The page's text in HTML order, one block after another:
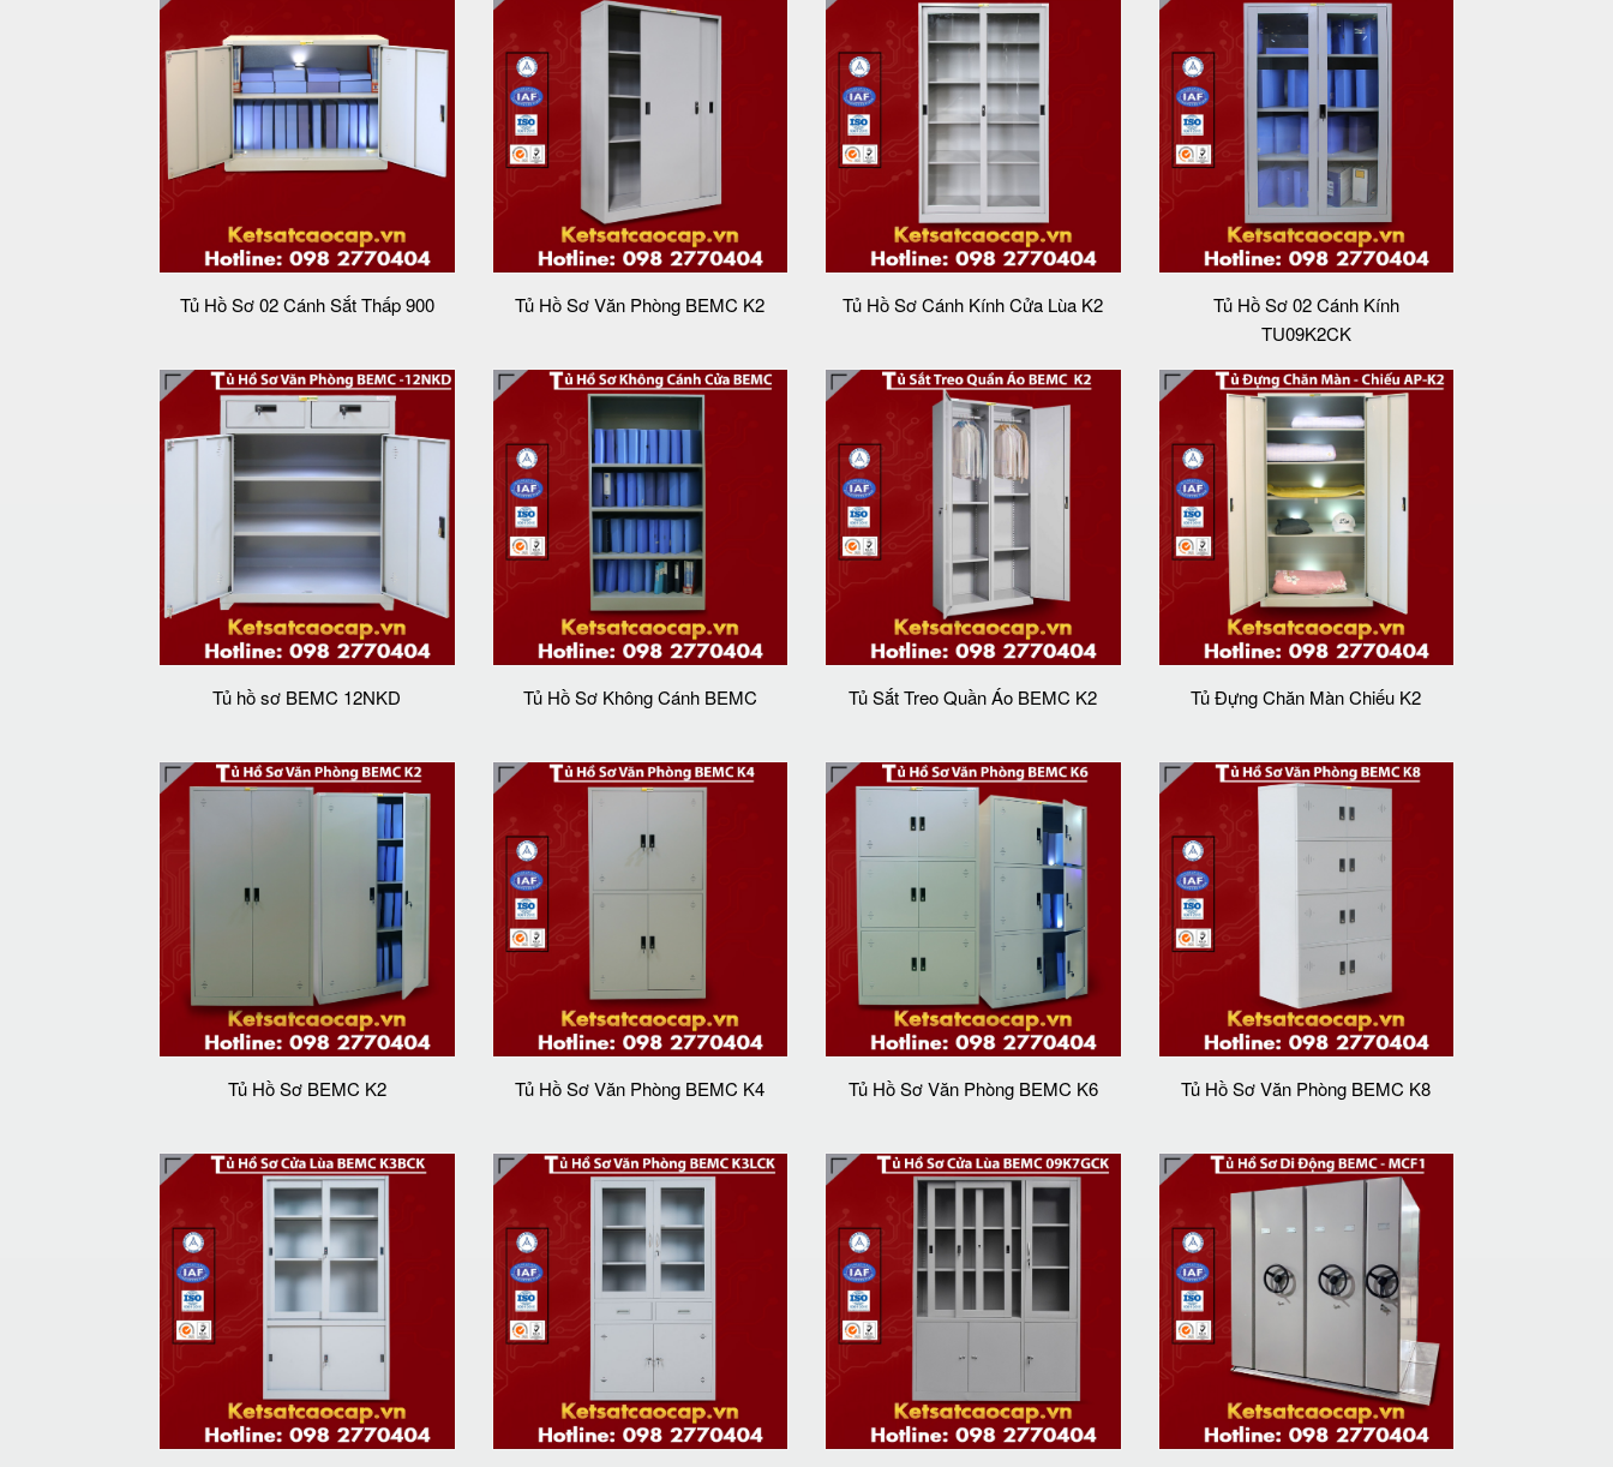
Tủ Hồ Sơ 02 Cánh Sắt Thấp 900 Tủ Hồ Sơ Văn Phòng BEMC K2 Tủ Hồ Sơ Cánh Kính Cửa Lùa K2
Tủ Hồ Sơ 02 Cánh Kính
TU09K2CK
Tủ hồ sơ BEMC 12NKD Tủ Hồ Sơ Không Cánh BEMC Tủ Sắt Treo Quần Áo BEMC K2 Tủ Đựng Chăn Màn Chiếu K2
Tủ Hồ Sơ BEMC K2 Tủ Hồ Sơ Văn Phòng BEMC K4 Tủ Hồ Sơ Văn Phòng BEMC K6 Tủ Hồ Sơ Văn Phòng BEMC K8